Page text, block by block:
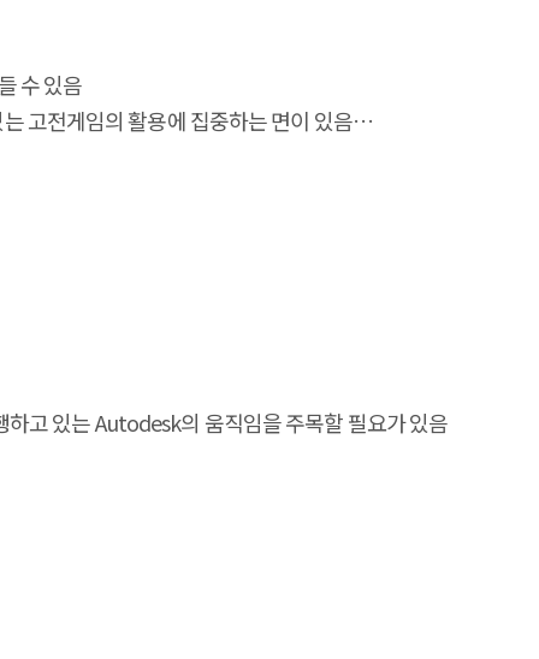
수 있음
고전게임의 활용에 집중하는 면이 있음
고 있는 Autodesk의 움직임을 주목할 필요가 있음